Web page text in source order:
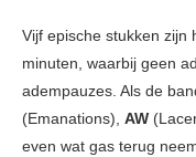
Vijf epische stukken zijn
minuten, waarbij geen
adempauzes. Als de
(Emanations), AW
even wat gas terug